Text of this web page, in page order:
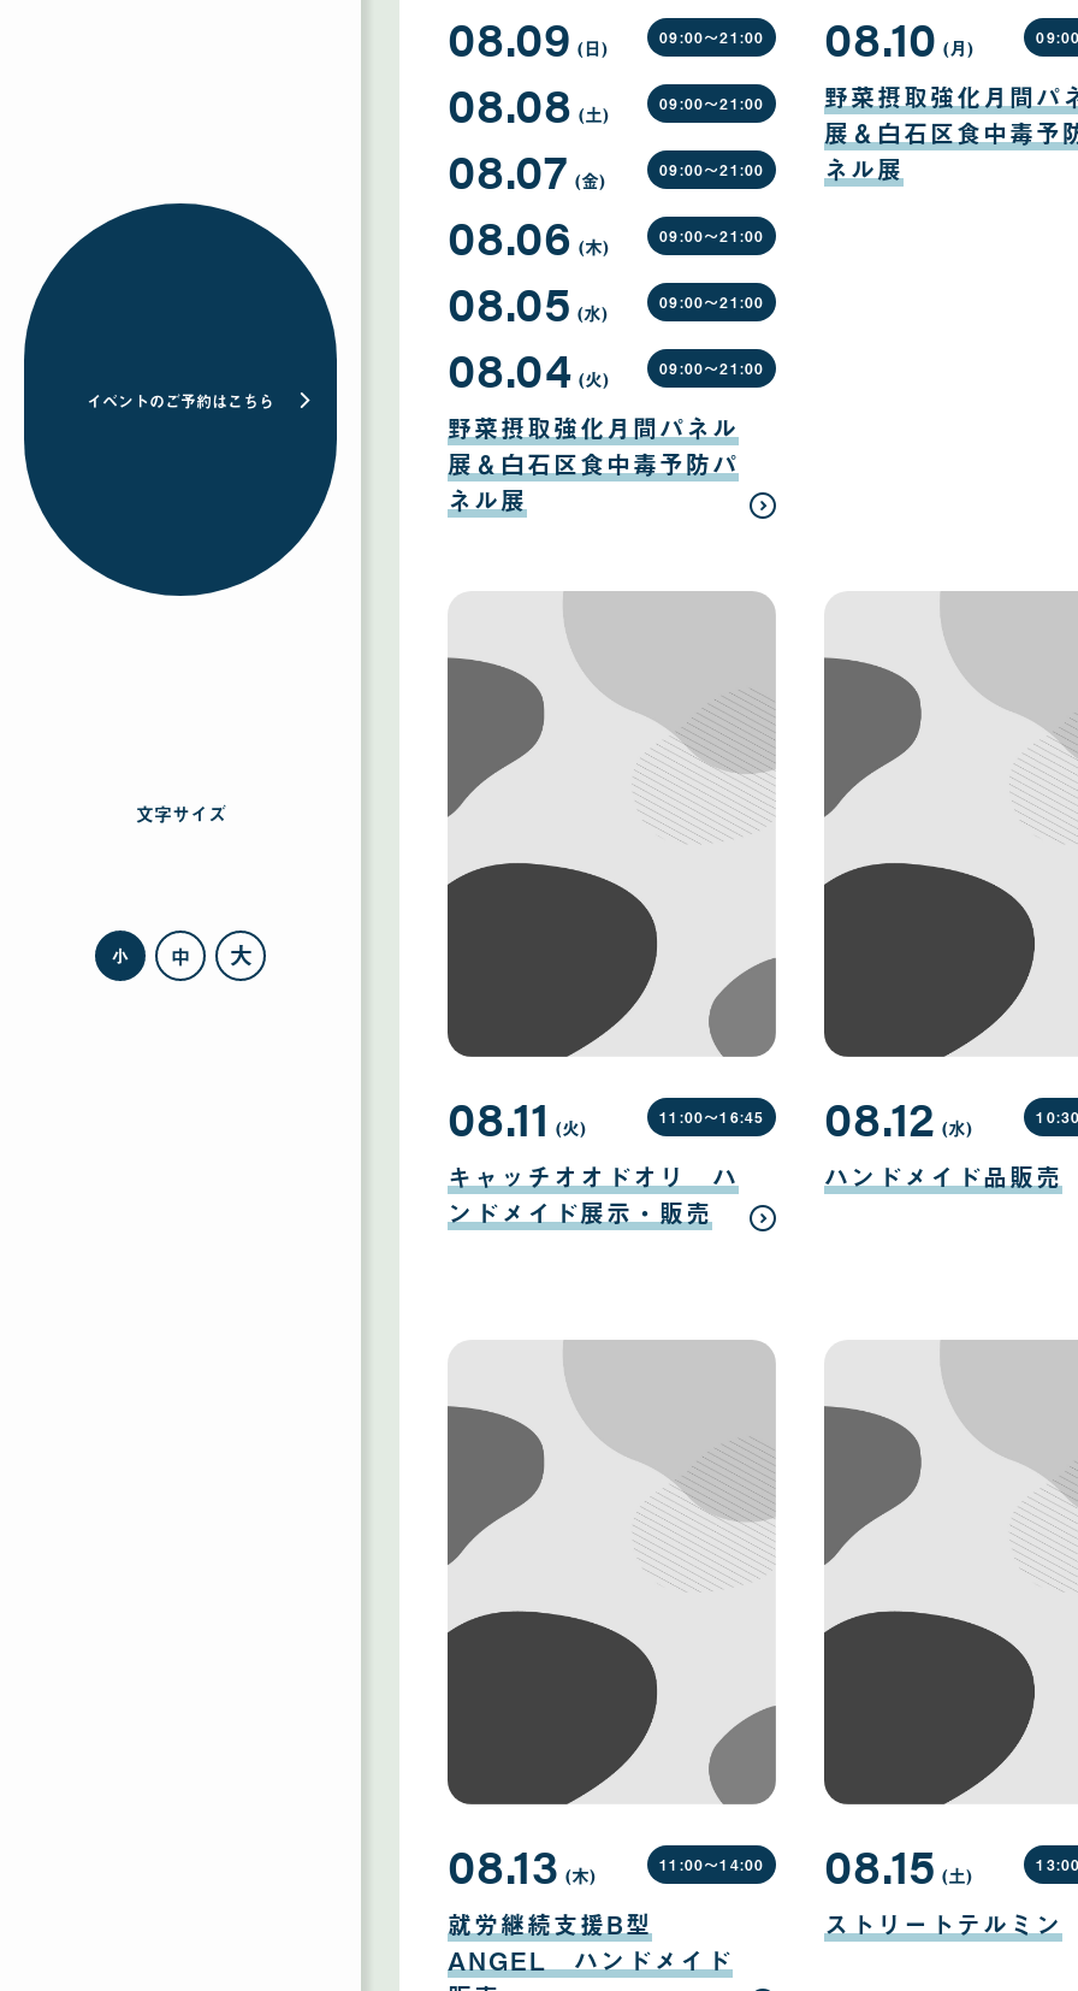
イベントのご予約はこちら
文字サイズを
小 中 大
野菜摂取強化月間パネル
展＆白石区食中毒予防パ
ネル展
08.04
月
04
日
(火曜
日
) 09:00〜21:00
08.05
月
05
日
(水曜
日
) 09:00〜21:00
08.06
月
06
日
(木曜
日
) 09:00〜21:00
08.07
月
07
日
(金曜
日
) 09:00〜21:00
08.08
月
08
日
(土曜
日
) 09:00〜21:00
08.09
月
09
日
(日曜
日
) 09:00〜21:00
野菜摂取強化月間パ
展＆白石区食中毒予
ネル展
08.10
月
10
日
(月曜
日
)
キャッチオオドオリ ハ
ンドメイド展示・販売
08.11
月
11
日
(火曜
日
) 11:00〜16:45
ハンドメイド品販売
08.12
月
12
日
(水曜
日
)
就労継続支援B型
ANGEL ハンドメイド
08.13
月
13
日
(木曜
日
) 11:00〜14:00
ストリートテルミン
08.15
月
15
日
(土曜
日
)